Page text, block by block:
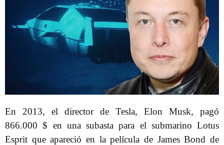
En 2013, el director de Tesla, Elon Musk, pagó
866.000 $ en una subasta para el submarino Lotus
Esprit que apareció en la película de James Bond de